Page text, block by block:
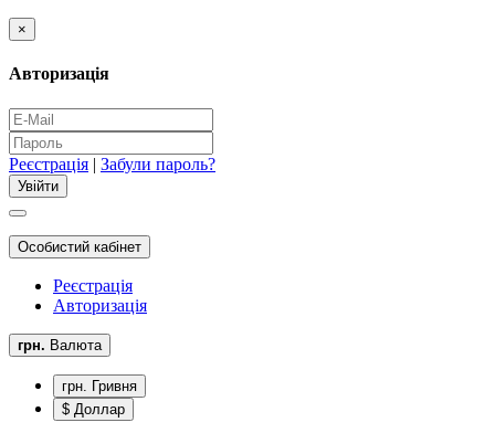
×
Авторизація
Реєстрація | Забули пароль?
Особистий кабінет
Реєстрація
Авторизація
грн. Валюта
грн. Гривня
$ Доллар